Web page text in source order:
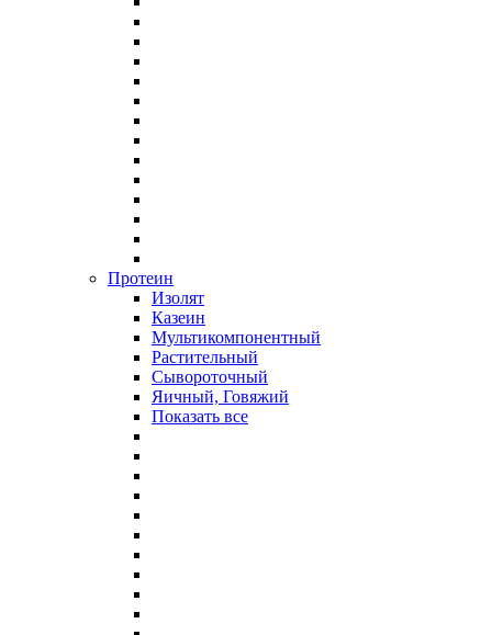
Протеин
Изолят
Казеин
Мультикомпонентный
Растительный
Сывороточный
Яичный, Говяжий
Показать все